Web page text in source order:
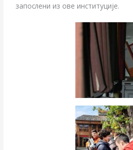
запослени из ове институције.